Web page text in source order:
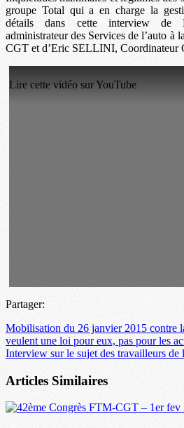
groupe Total qui a en charge la
détails dans cette interview de
administrateur des Services de l’auto à
CGT et d’Eric SELLINI,
Lire cette vidéo sur YouTube
Partager:
Mobilisation du 26 janvier 2015 contre
veulent une loi pour eux, pas pour les
Interview sur le sujet des travailleurs de
Articles Similaires